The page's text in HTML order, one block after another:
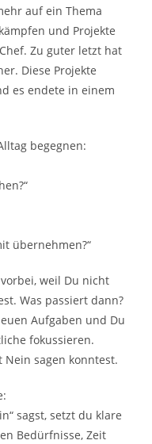
auf ein Thema
und Projekte
Zu guter letzt hat
Diese Projekte
es endete in einem
begegnen:
übernehmen?“
weil Du nicht
Was passiert dann?
Aufgaben und Du
fokussieren.
sagen konntest.
sagst, setzt du klare
Bedürfnisse, Zeit